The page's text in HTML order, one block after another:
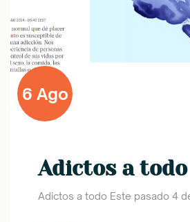
6 Ago
Adictos a todo
Adictos a todo Este pasado 4